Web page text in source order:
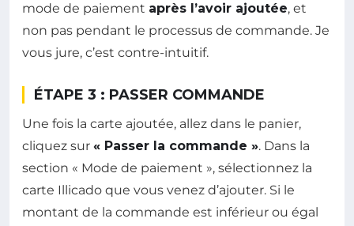
mode de paiement après l’avoir ajoutée, et
non pas pendant le processus de commande. Je
vous jure, c’est contre-intuitif.
ÉTAPE 3 : PASSER COMMANDE
Une fois la carte ajoutée, allez dans le panier,
cliquez sur « Passer la commande ». Dans la
section « Mode de paiement », sélectionnez la
carte Illicado que vous venez d’ajouter. Si le
montant de la commande est inférieur ou égal